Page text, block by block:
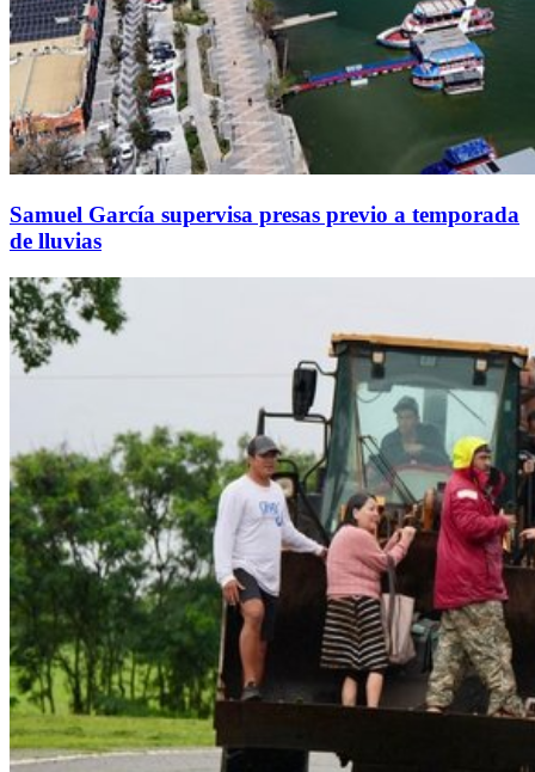
Samuel García supervisa presas previo a temporada
de lluvias